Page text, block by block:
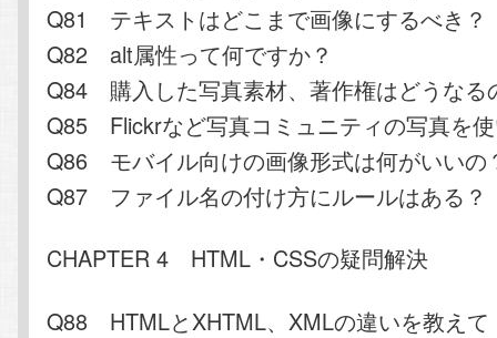
Q81 テキストはどこまで画像にするべき？
Q82 alt属性って何ですか？
Q84 購入した写真素材、著作権はどうなる
Q85 Flickrなど写真コミュニティの写真を
Q86 モバイル向けの画像形式は何がいいの
Q87 ファイル名の付け方にルールはある？
CHAPTER 4 HTML・CSSの疑問解決
Q88 HTMLとXHTML、XMLの違いを教えて